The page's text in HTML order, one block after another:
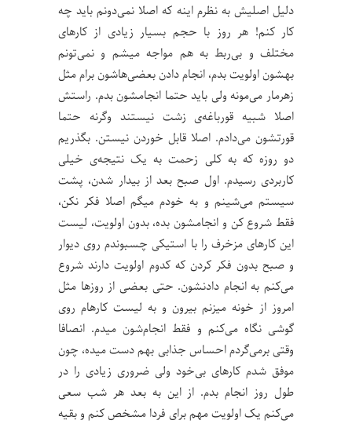
دلیل اصلیش به نظرم اینه که اصلا نمی‌دونم باید چه
کار کنم! هر روز با حجم بسیار زیادی از کارهای
مختلف و بی‌ربط به هم مواجه میشم و نمی‌تونم
بهشون اولویت بدم، انجام دادن بعضی‌هاشون برام مثل
زهرمار می‌مونه ولی باید حتما انجامشون بدم. راستش
اصلا شبیه قورباغه‌ی زشت نیستند وگرنه حتما
قورتشون می‌دادم. اصلا قابل خوردن نیستن. بگذریم
دو روزه که به کلی زحمت به یک نتیجه‌ی خیلی
کاربردی رسیدم. اول صبح بعد از بیدار شدن، پشت
سیستم می‌شینم و به خودم میگم اصلا فکر نکن،
فقط شروع کن و انجامشون بده، بدون اولویت، لیست
این کارهای مزخرف را با استیکی چسبوندم روی دیوار
و صبح بدون فکر کردن که کدوم اولویت دارند شروع
می‌کنم به انجام‌ دادنشون. حتی بعضی از روزها مثل
امروز از خونه میزنم بیرون و به لیست کارهام روی
گوشی نگاه می‌کنم و فقط انجام‌شون میدم. انصافا
وقتی برمی‌گردم احساس جذابی بهم دست میده، چون
موفق شدم کارهای بی‌خود ولی ضروری زیادی را در
طول روز انجام بدم. از این به بعد هر شب سعی
می‌کنم یک اولویت مهم برای فردا مشخص کنم و بقیه